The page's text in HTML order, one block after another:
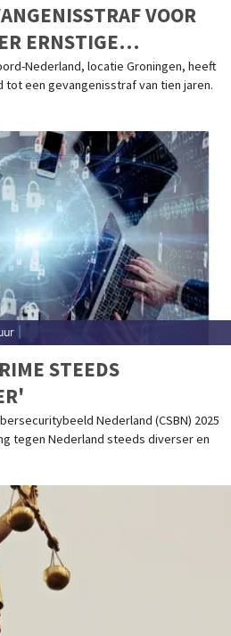
VOOR
ERNSTIGE
Nederland, locatie Groningen, heeft
tot een gevangenisstraf van tien jaren.
STEEDS
Nederland (CSBN) 2025
tegen Nederland steeds diverser en